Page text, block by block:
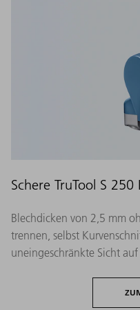
Schere TruTool S
Blechdicken von 2,5 mm
trennen, selbst
uneingeschränkte Sicht